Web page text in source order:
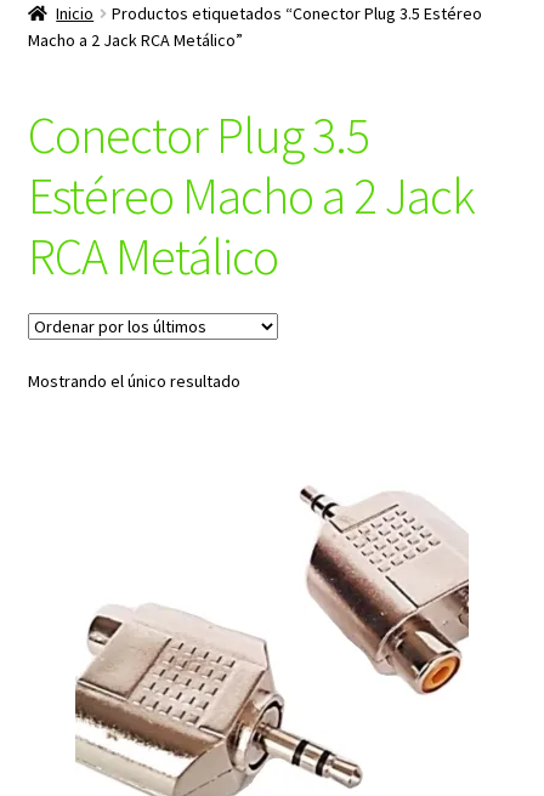
hijo
productos
Inicio
Productos etiquetados “Conector Plug 3.5 Estéreo
Macho a 2 Jack RCA Metálico”
Conector Plug 3.5
Estéreo Macho a 2 Jack
RCA Metálico
Mostrando el único resultado